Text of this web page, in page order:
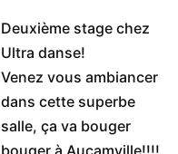
Deuxième stage chez
Ultra danse!
Venez vous ambiancer
dans cette superbe
salle, ça va bouger